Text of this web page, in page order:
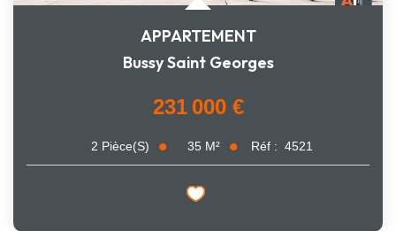
APPARTEMENT
Bussy Saint Georges
231 000 €
2 Pièce(s) 35 M² Réf : 4521